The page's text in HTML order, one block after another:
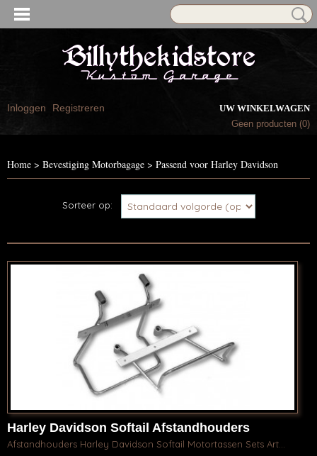
Inloggen Registreren
UW WINKELWAGEN
Geen producten (0)
Home > Bevestiging Motorbagage > Passend voor Harley Davidson
Sorteer op:
Harley Davidson Softail Afstandhouders
Motortassen Sets
Afstandhouders Harley Davidson Softail Motortassen Sets Art…